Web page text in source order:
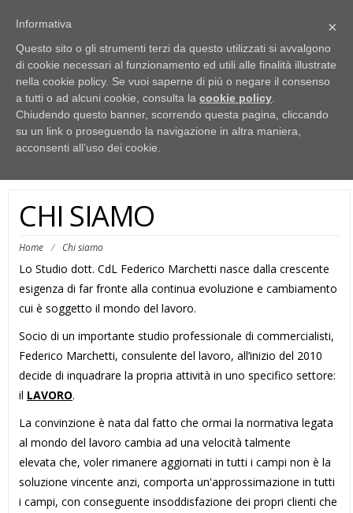
06.8186403
info@cdlroma.com
Federico Marchetti – Consulente del
Lavoro
CHI SIAMO
Home / Chi siamo
Lo Studio dott. CdL Federico Marchetti nasce dalla crescente
esigenza di far fronte alla continua evoluzione e cambiamento
cui è soggetto il mondo del lavoro.
Socio di un importante studio professionale di commercialisti,
Federico Marchetti, consulente del lavoro, all’inizio del 2010
decide di inquadrare la propria attività in uno specifico settore:
il LAVORO.
La convinzione è nata dal fatto che ormai la normativa legata
al mondo del lavoro cambia ad una velocità talmente
elevata che, voler rimanere aggiornati in tutti i campi non è la
soluzione vincente anzi, comporta un'approssimazione in tutti
i campi, con conseguente insoddisfazione dei propri clienti che
×
Informativa
Questo sito o gli strumenti terzi da questo utilizzati si avvalgono
di cookie necessari al funzionamento ed utili alle finalità illustrate
nella cookie policy. Se vuoi saperne di più o negare il consenso
a tutti o ad alcuni cookie, consulta la cookie policy
Chiudendo questo banner, scorrendo questa pagina, cliccando
su un link o proseguendo la navigazione in altra maniera,
acconsenti all’uso dei cookie.